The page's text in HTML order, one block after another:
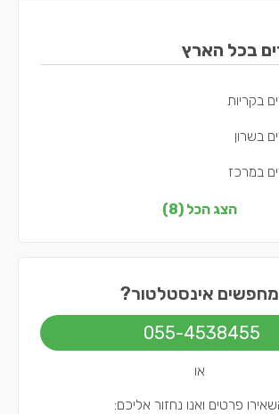
בכל הארץ
בקריות
בשרון
במרכז
בצפון
בדרום
בירושלים
בתל אביב
הצג הכל (8)
מחפשים אינסטלטור?
055-4538455
או
פרטים ואנו נחזור אליכם: